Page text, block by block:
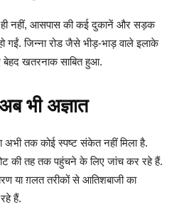
ही नहीं, आसपास की कई दुकानें और सड़क
गईं. जिन्ना रोड जैसे भीड़-भाड़ वाले इलाके
बेहद खतरनाक साबित हुआ.
भी अज्ञात
तक कोई स्पष्ट संकेत नहीं मिला है.
की तह तक पहुंचने के लिए जांच कर रहे हैं.
या ग़लत तरीकों से आतिशबाजी का
हैं.